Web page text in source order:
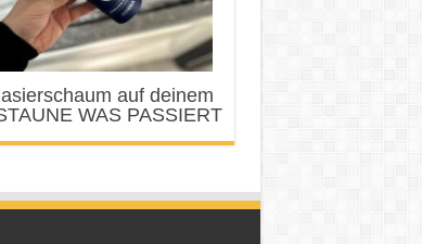
auf deinem
WAS PASSIERT